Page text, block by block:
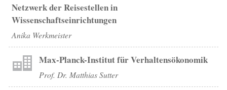
Netzwerk der Reisestellen in
Wissenschaftseinrichtungen
Anika Werkmeister
Max-Planck-Institut für Verhaltensökonomik
Prof. Dr. Matthias Sutter